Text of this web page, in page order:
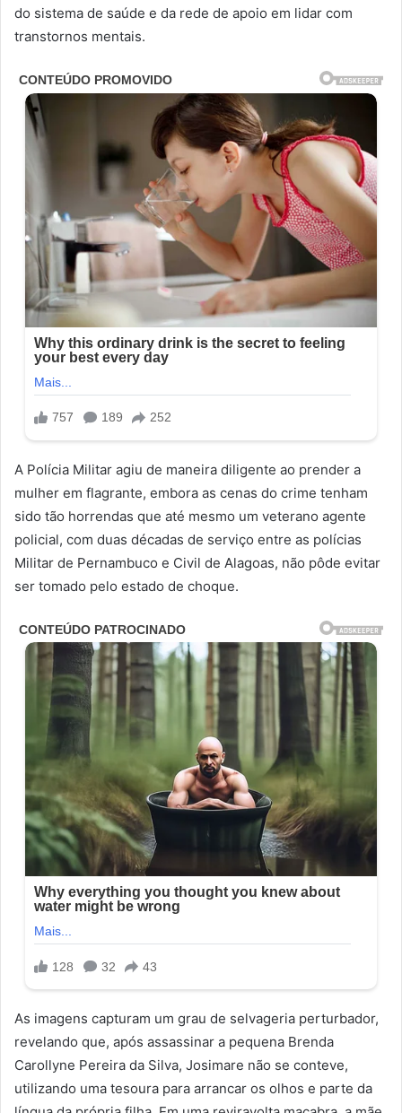
do sistema de saúde e da rede de apoio em lidar com
transtornos mentais.
A Polícia Militar agiu de maneira diligente ao prender a
mulher em flagrante, embora as cenas do crime tenham
sido tão horrendas que até mesmo um veterano agente
policial, com duas décadas de serviço entre as polícias
Militar de Pernambuco e Civil de Alagoas, não pôde evitar
ser tomado pelo estado de choque.
As imagens capturam um grau de selvageria perturbador,
revelando que, após assassinar a pequena Brenda
Carollyne Pereira da Silva, Josimare não se conteve,
utilizando uma tesoura para arrancar os olhos e parte da